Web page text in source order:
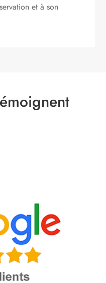
et à son